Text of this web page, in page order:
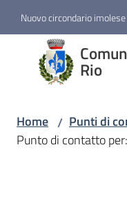
Nuovo circondario imolese
Rio
Comune
di
Castel
Home / Punti di
Punto di contatto